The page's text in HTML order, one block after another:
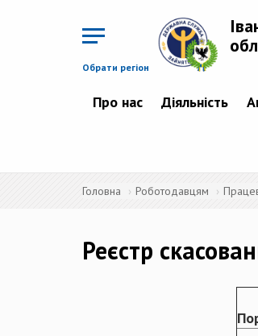
Обрати регіон
Про нас Діяльність
Головна Роботодавцям
Реєстр